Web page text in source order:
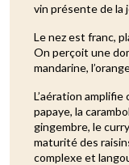
vin présente de la
Le nez est franc,
On perçoit une
mandarine,
L’aération
papaye, la
gingembre, le
maturité des
complexe et